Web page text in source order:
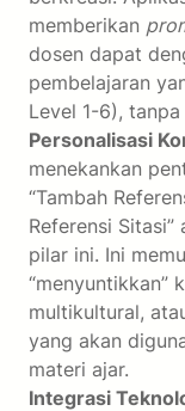
memberikan
dosen dapat
pembelajaran
Level 1-6),
Personalisasi
menekankan
“Tambah
Referensi
pilar ini. Ini
“menyuntikkan”
multikultural,
yang akan
materi ajar.
Integrasi